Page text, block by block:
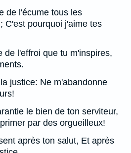
de l'écume tous les
C'est pourquoi j'aime tes
de l'effroi que tu m'inspires,
justice: Ne m'abandonne
le bien de ton serviteur,
par des orgueilleux!
après ton salut, Et après